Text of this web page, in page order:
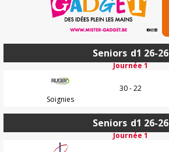
Seniors d1 26-26
Journée 1
Soignies
30 - 22
Seniors d1 26-26
Journée 1